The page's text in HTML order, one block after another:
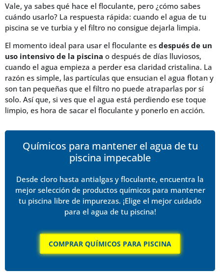
Vale, ya sabes qué hace el floculante, pero ¿cómo sabes
cuándo usarlo? La respuesta rápida: cuando el agua de tu
piscina se ve turbia y el filtro no consigue dejarla limpia.
El momento ideal para usar el floculante es después de un
uso intensivo de la piscina o después de días lluviosos,
cuando el agua empieza a perder esa claridad cristalina. La
razón es simple, las partículas que ensucian el agua flotan y
son tan pequeñas que el filtro no puede atraparlas por sí
solo. Así que, si ves que el agua está perdiendo ese toque
limpio, es hora de sacar el floculante y ponerlo en acción.
Químicos para mantener el agua de tu
piscina impecable
Desde cloro hasta antialgas y floculante, encuentra la
mejor selección de productos químicos para mantener
tu piscina libre de impurezas. ¡Elige el mejor cuidado
para el agua de tu piscina!
COMPRAR QUÍMICOS PARA PISCINA